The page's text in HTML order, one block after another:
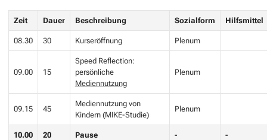
Zeit Dauer Beschreibung Sozialform Hilfsmittel
08.30 30 Kurseröffnung Plenum
09.00 15
Speed Reflection:
persönliche
Mediennutzung
Plenum
09.15 45
Mediennutzung von
Kindern (MIKE-Studie)
Plenum
10.00 20 Pause - -